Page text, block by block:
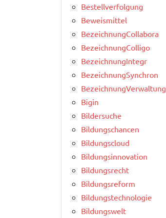
Bestellverfolgung
Beweismittel
BezeichnungCollabora
BezeichnungColligo
BezeichnungIntegr
BezeichnungSynchron
BezeichnungVerwaltung
Bigin
Bildersuche
Bildungschancen
Bildungscloud
Bildungsinnovation
Bildungsrecht
Bildungsreform
Bildungstechnologie
Bildungswelt